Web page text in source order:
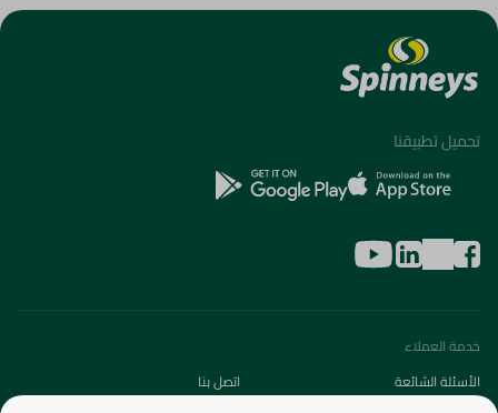
تحميل تطبيقنا
خدمة العملاء
الأسئلة الشائعة
اتصل بنا